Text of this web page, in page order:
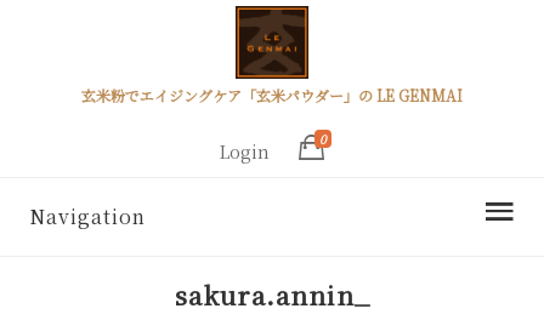
玄米粉でエイジングケア「玄米パウダー」の LE GENMAI
Login
0
Navigation
sakura.annin_